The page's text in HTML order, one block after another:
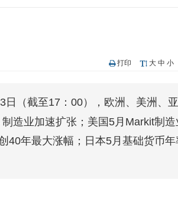
济安金信：中国基金市场数据分析周报（
基本面及股市双轮冲击 债市回调十年期债表
济安金信：中国基金市场数据分析周报（2020.
打印 大 中 小
日（截至17：00），欧洲、美洲、
造业加速扩张；美国5月Markit制造
40年最大涨幅；日本5月基础货币年